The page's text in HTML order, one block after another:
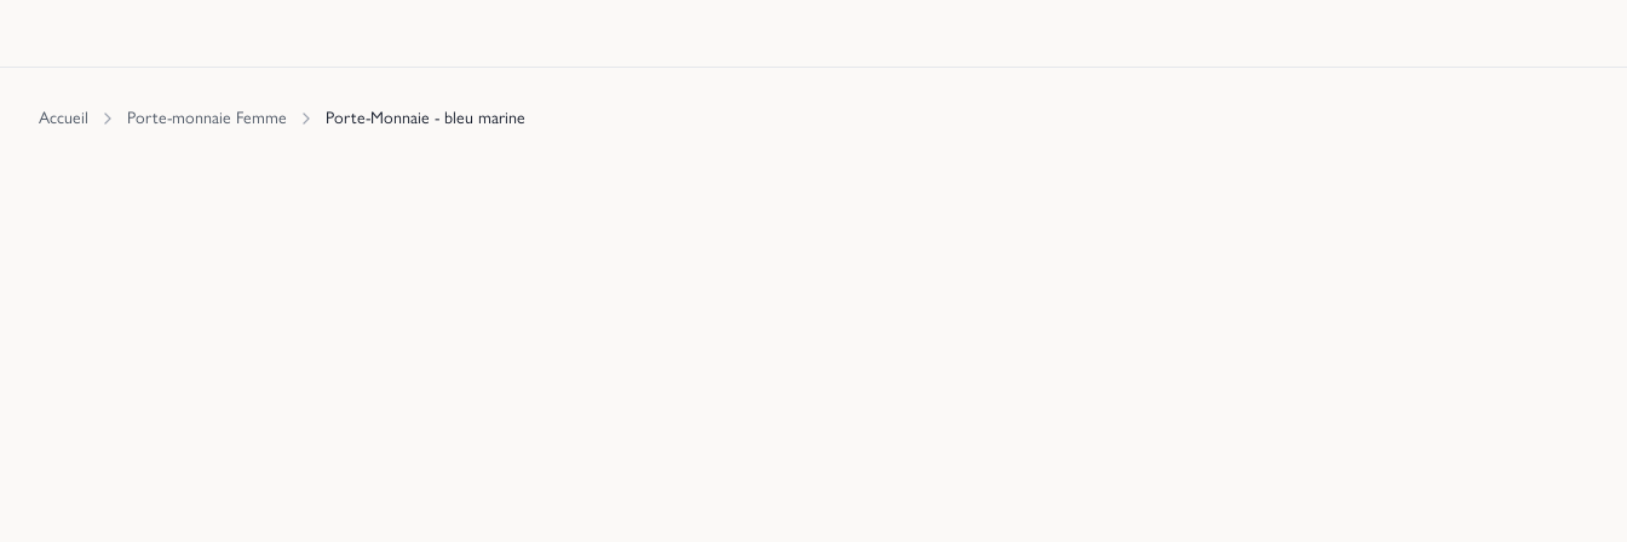
Accueil Porte-monnaie Femme Porte-Monnaie - bleu marine